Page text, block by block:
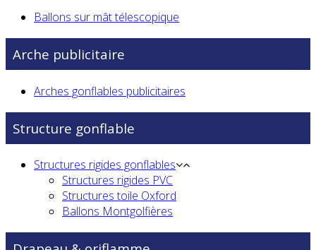
Ballons sur mât télescopique
Arche publicitaire
Arches gonflables publicitaires
Structure gonflable
Structures rigides gonflables
Structures rigides PVC
Structures toile Oxford
Ballons Montgolfières